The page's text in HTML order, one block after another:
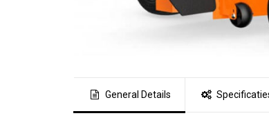
General Details